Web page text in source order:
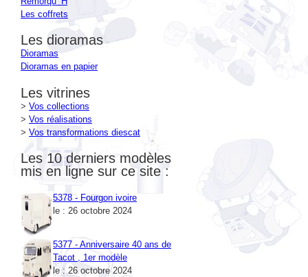
Les dioramas
Dioramas
Dioramas en papier
Les vitrines
>
Vos collections
>Vos réalisations
> Vos transformations diescat
Les 10 derniers modèles
mis en ligne sur ce site :
5378 - Fourgon ivoire
Tacot , 1er modèle
le : 26 octobre 2024
5376 - Anniversaire 40 ans de